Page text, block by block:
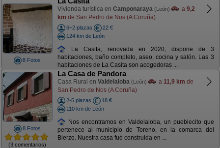
8 Fotos
Vivienda turística en Camponaraya (León) a 9,2
km de San Pedro de Nos (A Coruña)
6+2 plazas
22 €
124 km de León
La Casita, renovada en 2020, dispone de 3
habitaciones, baño completo, aseo, cocina y salón. Las 3
habitaciones de La Casita son acogedoras ...
8 Fotos
(3 comentarios)
La Casa de Pandora
Casa Rural en Valdelaloba (León) a 11,9 km de
San Pedro de Nos (A Coruña)
2-5 plazas
18 €
110 km de León
Nos encontramos en Valdelaloba, un pueblecito que
pertenece al municipio de Toreno, en la comarca del
Bierzo. Nuestra casa fué construida en ...